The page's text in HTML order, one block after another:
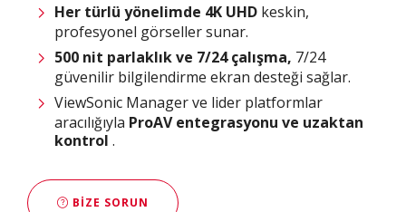
Her türlü yönelimde 4K UHD keskin,
profesyonel görseller sunar.
500 nit parlaklık ve 7/24 çalışma, 7/24
güvenilir bilgilendirme ekran desteği sağlar.
ViewSonic Manager ve lider platformlar
aracılığıyla ProAVentegrasyonu ve uzaktan
kontrol .
BIZE SORUN